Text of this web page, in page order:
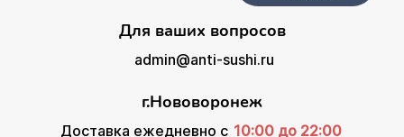
Для ваших вопросов
admin@anti-sushi.ru
г.Нововоронеж
Доставка ежедневно с 10:00 до 22:00